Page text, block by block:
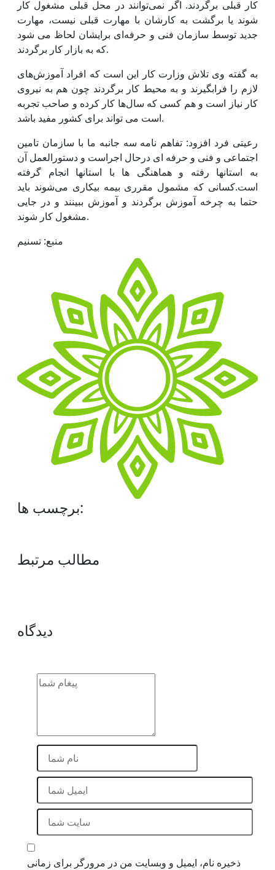
کار قبلی برگردند. اگر نمی‌توانند در محل قبلی مشغول کار
شوند یا برگشت به کارشان با مهارت قبلی نیست، مهارت
جدید توسط سازمان فنی و حرفه‌ای برایشان لحاظ می شود
که به بازار کار برگردند.
به گفته وی تلاش وزارت کار این است که افراد آموزش‌های
لازم را فرابگیرند و به محیط کار برگردند چون هم به نیروی
کار نیاز است و هم کسی که سال‌ها کار کرده و صاحب تجربه
است می تواند برای کشور مفید باشد.
رعیتی فرد افزود: تفاهم نامه سه جانبه ما با سازمان تامین
اجتماعی و فنی و حرفه ای درحال اجراست و دستورالعمل آن
به استانها رفته و هماهنگی ها با استانها انجام گرفته
است.کسانی که مشمول مقرری بیمه بیکاری می‌شوند باید
حتما به چرخه آموزش برگردند و آموزش ببینند و در جایی
مشغول کار شوند.
منبع: تسنیم
برچسب ها:
مطالب مرتبط
دیدگاه
ذخیره نام، ایمیل و وبسایت من در مرورگر برای زمانی